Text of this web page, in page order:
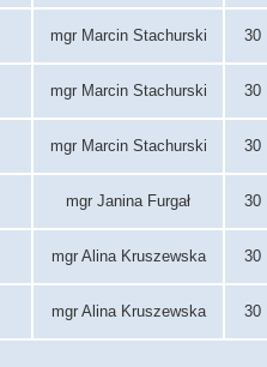
mgr Marcin Stachurski 30
mgr Marcin Stachurski 30
mgr Marcin Stachurski 30
mgr Janina Furgał 30
mgr Alina Kruszewska 30
mgr Alina Kruszewska 30